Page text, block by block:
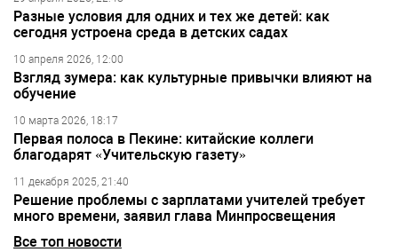
Разные условия для одних и тех же детей: как
сегодня устроена среда в детских садах
10 апреля 2026, 12:00
Взгляд зумера: как культурные привычки влияют на
обучение
10 марта 2026, 18:17
Первая полоса в Пекине: китайские коллеги
благодарят «Учительскую газету»
11 декабря 2025, 21:40
Решение проблемы с зарплатами учителей требует
много времени, заявил глава Минпросвещения
Все топ новости